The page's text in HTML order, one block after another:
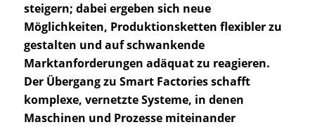
steigern; dabei ergeben sich neue
Möglichkeiten, Produktionsketten flexibler zu
gestalten und auf schwankende
Marktanforderungen adäquat zu reagieren.
Der Übergang zu Smart Factories schafft
komplexe, vernetzte Systeme, in denen
Maschinen und Prozesse miteinander